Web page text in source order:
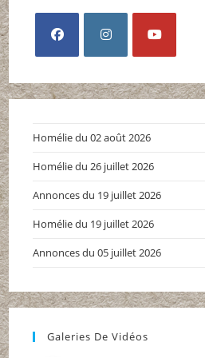
dans
onglet
dans
onglet
dans
onglet
Homélie du 02 août 2026
Homélie du 26 juillet 2026
Annonces du 19 juillet 2026
Homélie du 19 juillet 2026
Annonces du 05 juillet 2026
Galeries De Vidéos